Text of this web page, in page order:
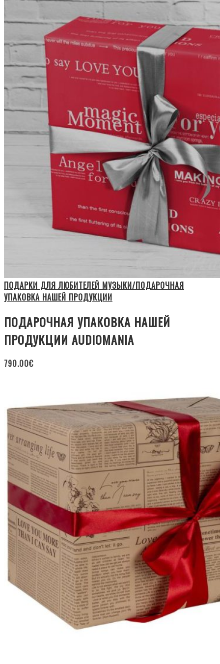
ПОДАРКИ ДЛЯ ЛЮБИТЕЛЕЙ МУЗЫКИ/ПОДАРОЧНАЯ
УПАКОВКА НАШЕЙ ПРОДУКЦИИ
ПОДАРОЧНАЯ УПАКОВКА НАШЕЙ
ПРОДУКЦИИ AUDIOMANIA
790.00€